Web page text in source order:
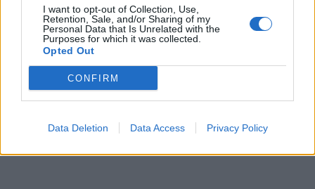
I want to opt-out of Collection, Use,
Retention, Sale, and/or Sharing of my
Personal Data that Is Unrelated with the
Purposes for which it was collected.
Opted Out
CONFIRM
Data Deletion Data Access Privacy Policy
Gör så här:
Mosa ihop alla ingredienser till fetaostkrämen och ställ
kallt fram till servering.
3 4 MARS, 2016